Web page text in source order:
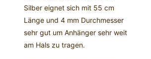
Silber eignet sich mit 55 cm
Länge und 4 mm Durchmesser
sehr gut um Anhänger sehr weit
am Hals zu tragen.